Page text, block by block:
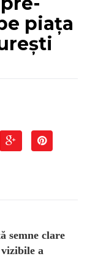
piața
semne clare
a